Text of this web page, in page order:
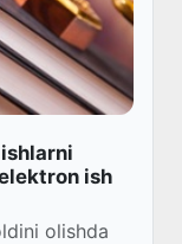
ish
olishda